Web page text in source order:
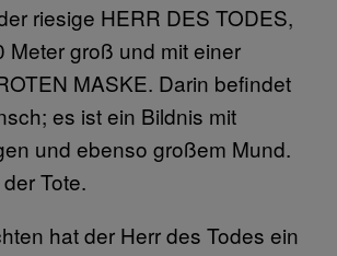
riesige HERR DES TODES,
Meter groß und mit einer
MASKE. Darin befindet
es ist ein Bildnis mit
und ebenso großem Mund.
Tote.
hat der Herr des Todes ein